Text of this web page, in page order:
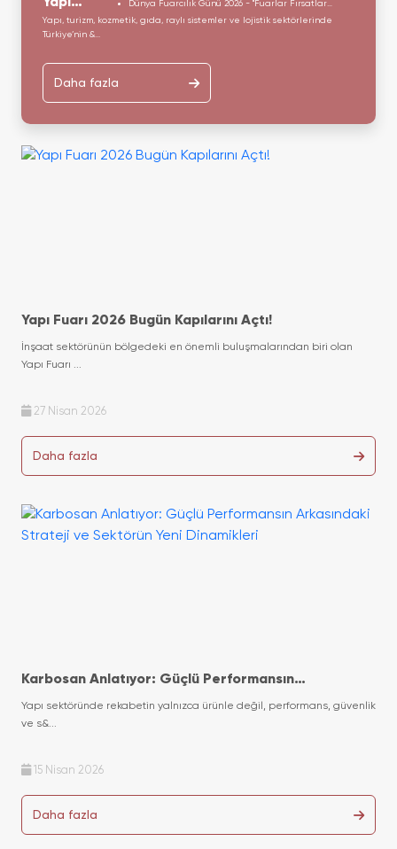
Yapi
Fuarı
Dünya Fuarcılık Günü 2026 - "Fuarlar Fırsatlar
Yaratır"
Yapı, turizm, kozmetik, gıda, raylı sistemler ve lojistik sektörlerinde
Türkiye’nin &...
Daha fazla
Yapı Fuarı 2026 Bugün Kapılarını Açtı!
İnşaat sektörünün bölgedeki en önemli buluşmalarından biri olan
Yapı Fuarı ...
27 Nisan 2026
Daha fazla
Karbosan Anlatıyor: Güçlü Performansın
Arkasındaki Strateji ve Sektörün Yeni Dinamikleri
Yapı sektöründe rekabetin yalnızca ürünle değil, performans, güvenlik
ve s&...
15 Nisan 2026
Daha fazla